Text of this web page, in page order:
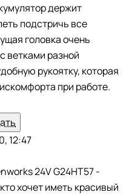
держит
подстричь все
головка очень
ветками разной
рукоятку, которая
при работе.
12:47
24V G24HT57 -
хочет иметь красивый